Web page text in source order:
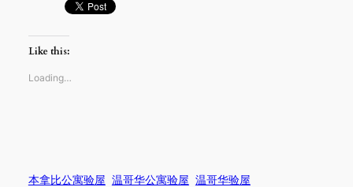
Like this:
Loading…
本拿比公寓验屋 温哥华公寓验屋 温哥华验屋